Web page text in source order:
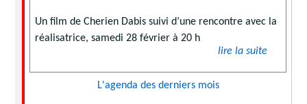
Un film de Cherien Dabis suivi d’une rencontre avec la
réalisatrice, samedi 28 février à 20 h
lire la suite
L'agenda des derniers mois